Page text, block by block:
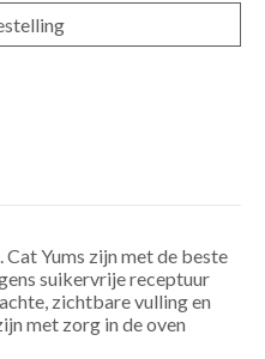
Yums zijn met de beste
suikervrije receptuur
zichtbare vulling en
met zorg in de oven